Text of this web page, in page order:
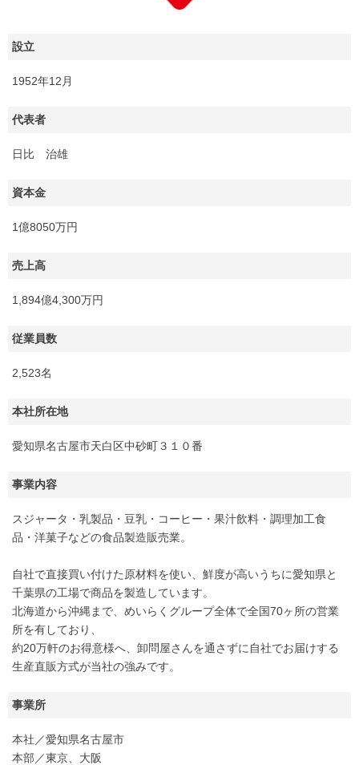
設立
1952年12月
代表者
日比 治雄
資本金
1億8050万円
売上高
1,894億4,300万円
従業員数
2,523名
本社所在地
愛知県名古屋市天白区中砂町３１０番
事業内容
スジャータ・乳製品・豆乳・コーヒー・果汁飲料・調理加工食
品・洋菓子などの食品製造販売業。
自社で直接買い付けた原材料を使い、鮮度が高いうちに愛知県と
千葉県の工場で商品を製造しています。
北海道から沖縄まで、めいらくグループ全体で全国70ヶ所の営業
所を有しており、
約20万軒のお得意様へ、卸問屋さんを通さずに自社でお届けする
生産直販方式が当社の強みです。
事業所
本社／愛知県名古屋市
本部／東京、大阪